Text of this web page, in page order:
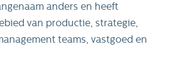
aan ieder merk en
eigen transport vanuit
een organisatie die
bij ons past. Twee
anders en heeft
van productie, strategie,
teams, vastgoed en